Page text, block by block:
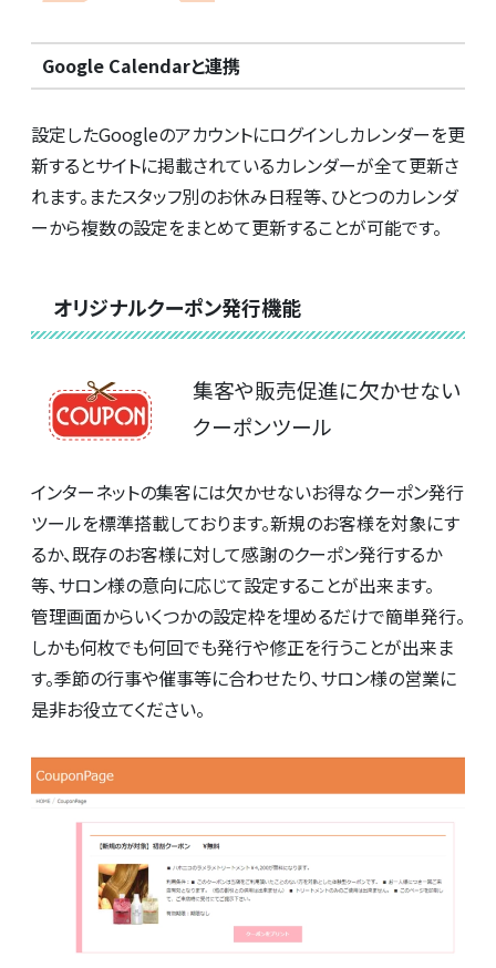
Google Calendarと連携
設定したGoogleのアカウントにログインしカレンダーを更
新するとサイトに掲載されているカレンダーが全て更新さ
れます。またスタッフ別のお休み日程等、ひとつのカレンダ
ーから複数の設定をまとめて更新することが可能です。
オリジナルクーポン発行機能
集客や販売促進に欠かせない
クーポンツール
インターネットの集客には欠かせないお得なクーポン発行
ツールを標準搭載しております。新規のお客様を対象にす
るか、既存のお客様に対して感謝のクーポン発行するか
等、サロン様の意向に応じて設定することが出来ます。
管理画面からいくつかの設定枠を埋めるだけで簡単発行。
しかも何枚でも何回でも発行や修正を行うことが出来ま
す。季節の行事や催事等に合わせたり、サロン様の営業に
是非お役立てください。